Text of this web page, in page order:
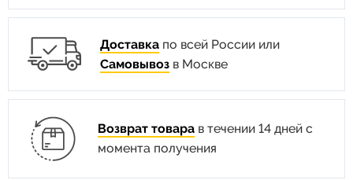
Доставка по всей России или
Самовывоз в Москве
Возврат товарав течении 14 дней с
момента получения